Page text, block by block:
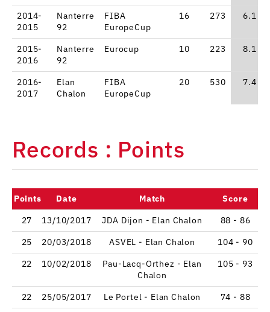
2014-
2015
Nanterre
92
FIBA
EuropeCup
16 273 6.1
2015-
2016
Nanterre
92
Eurocup 10 223 8.1
2016-
2017
Elan
Chalon
FIBA
EuropeCup
20 530 7.4
Records : Points
Points Date Match
Score
27
13/10/2017 JDA Dijon - Elan Chalon
88 - 86
25
20/03/2018 ASVEL - Elan Chalon
104 - 90
22
10/02/2018
Pau-Lacq-Orthez - Elan
Chalon
105 - 93
22 25/05/2017 Le Portel - Elan Chalon
74 - 88